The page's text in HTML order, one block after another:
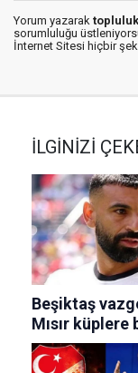
Yorum yazarak topluluk
sorumluluğu
İnternet Sitesi hiçbir